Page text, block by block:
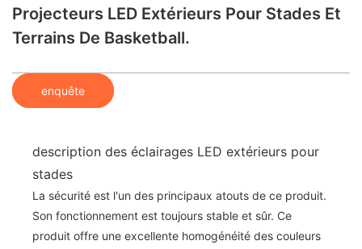
Projecteurs LED Extérieurs Pour Stades Et
Terrains De Basketball.
enquête
description des éclairages LED extérieurs pour
stades
La sécurité est l'un des principaux atouts de ce produit.
Son fonctionnement est toujours stable et sûr. Ce
produit offre une excellente homogénéité des couleurs